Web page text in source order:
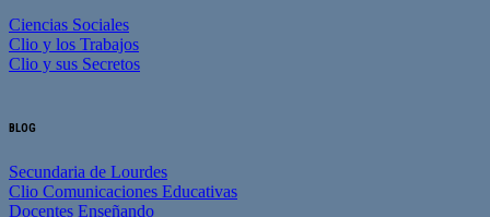
Ciencias Sociales
Clio y los Trabajos
Clio y sus Secretos
BLOG
Secundaria de Lourdes
Clio Comunicaciones Educativas
Docentes Enseñando